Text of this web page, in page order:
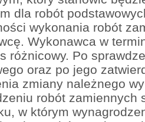
dla robót
wykonania robót
Wykonawca w
różnicowy. Po
oraz po jego
zmiany należnego
robót zamiennych
w którym